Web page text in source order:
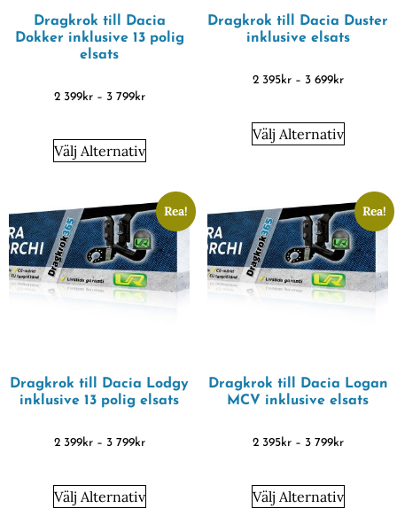
Dragkrok till Dacia
Dokker inklusive 13 polig
elsats
2 399kr – 3 799kr
Välj Alternativ
Dragkrok till Dacia Duster
inklusive elsats
2 395kr – 3 699kr
Välj Alternativ
Rea!
Dragkrok till Dacia Lodgy
inklusive 13 polig elsats
2 399kr – 3 799kr
Välj Alternativ
Rea!
Dragkrok till Dacia Logan
MCV inklusive elsats
2 395kr – 3 799kr
Välj Alternativ